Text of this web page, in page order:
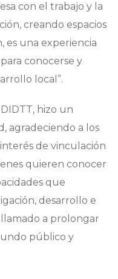
con el trabajo y la
creando espacios
es una experiencia
conocerse y
local”.
hizo un
agradeciendo a los
de vinculación
quieren conocer
que
desarrollo e
a prolongar
público y